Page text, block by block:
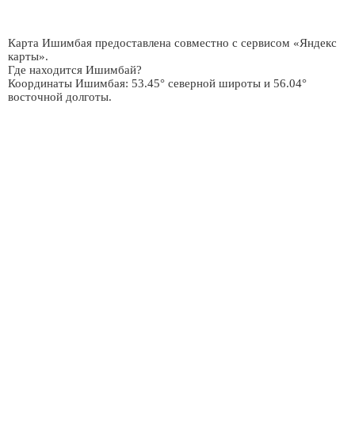
Карта Ишимбая предоставлена совместно с сервисом «Яндекс
карты».
Где находится Ишимбай?
Координаты Ишимбая: 53.45° северной широты и 56.04°
восточной долготы.